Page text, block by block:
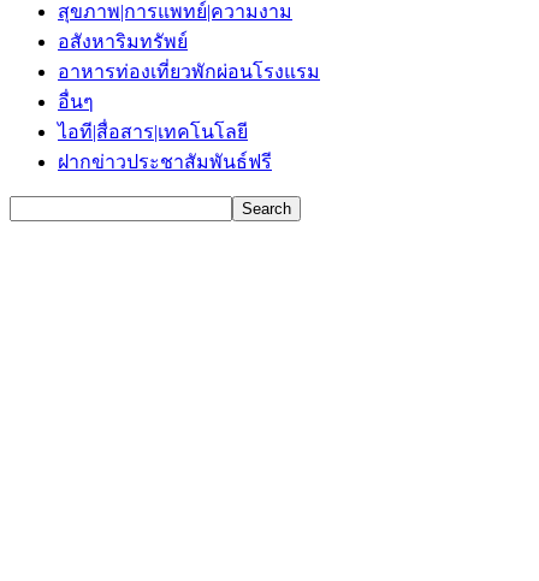
สุขภาพ|การแพทย์|ความงาม
อสังหาริมทรัพย์
อาหารท่องเที่ยวพักผ่อนโรงแรม
อื่นๆ
ไอที|สื่อสาร|เทคโนโลยี
ฝากข่าวประชาสัมพันธ์ฟรี